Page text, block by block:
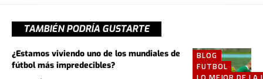
TAMBIÉN PODRÍA GUSTARTE
BLOG
FUTBOL
¿Estamos viviendo uno de los mundiales de
fútbol más impredecibles?